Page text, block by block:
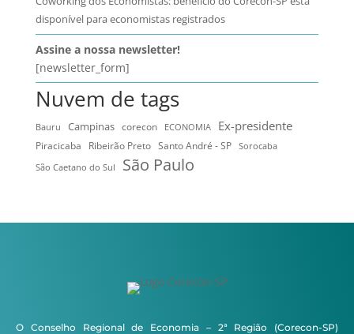
disponível para economistas registrados
Assine a nossa newsletter!
[newsletter_form]
Nuvem de tags
Bauru Campinas corecon ECONOMIA Ex-presidente
Piracicaba Ribeirão Preto Santo André - SP
Sorocaba
São Caetano do Sul
São Paulo
O Conselho Regional de Economia – 2ª Região (Corecon-SP)